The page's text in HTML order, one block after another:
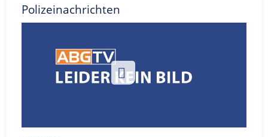
Polizeinachrichten